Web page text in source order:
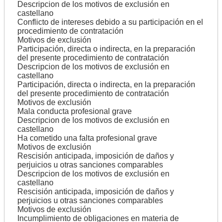
Descripcion de los motivos de exclusión en
castellano
Conflicto de intereses debido a su participación en el
procedimiento de contratación
Motivos de exclusión
Participación, directa o indirecta, en la preparación
del presente procedimiento de contratación
Descripcion de los motivos de exclusión en
castellano
Participación, directa o indirecta, en la preparación
del presente procedimiento de contratación
Motivos de exclusión
Mala conducta profesional grave
Descripcion de los motivos de exclusión en
castellano
Ha cometido una falta profesional grave
Motivos de exclusión
Rescisión anticipada, imposición de daños y
perjuicios u otras sanciones comparables
Descripcion de los motivos de exclusión en
castellano
Rescisión anticipada, imposición de daños y
perjuicios u otras sanciones comparables
Motivos de exclusión
Incumplimiento de obligaciones en materia de